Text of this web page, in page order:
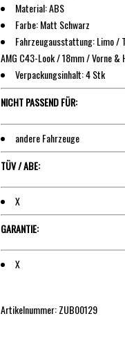
Material: ABS
Farbe: Matt Schwarz
Fahrzeugausstattung: Limo /
AMG C43-Look / 18mm / Vorne &
Verpackungsinhalt: 4 Stk
NICHT PASSEND FÜR:
andere Fahrzeuge
TÜV / ABE:
X
GARANTIE:
X
Artikelnummer: ZUB00129